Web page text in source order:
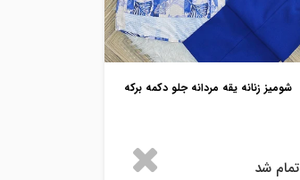
شومیز زنانه یقه مردانه جلو دکمه برکه
تمام شد